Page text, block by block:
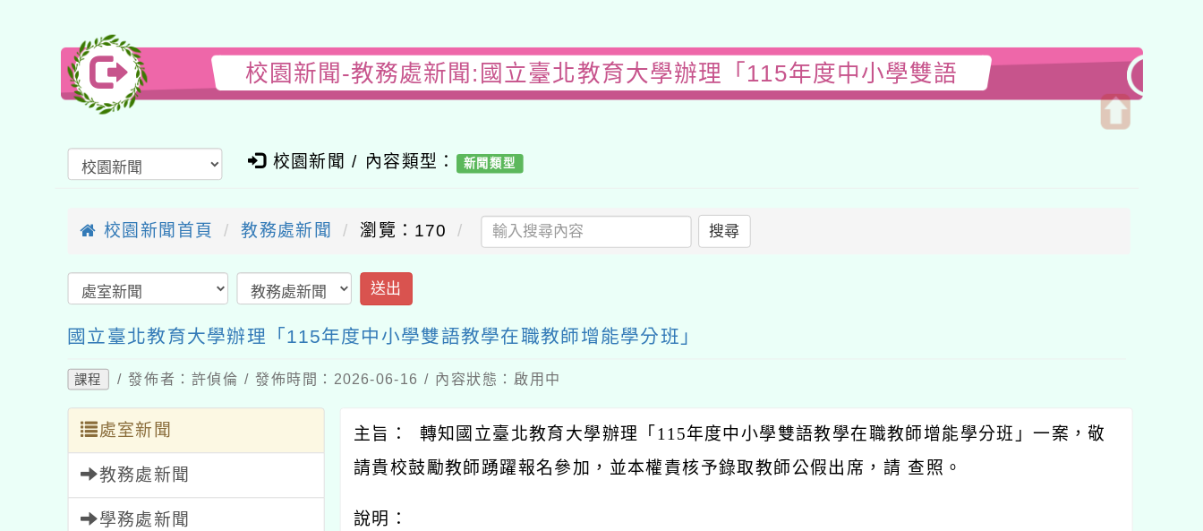
校園新聞-教務處新聞:國立臺北教育大學辦理「115年度中小學雙語
校園新聞 / 內容類型： 新聞類型
校園新聞首頁 教務處新聞 瀏覽：170 搜尋
送出
國立臺北教育大學辦理「115年度中小學雙語教學在職教師增能學分班」
課程 / 發佈者：許偵倫 / 發佈時間：2026-06-16 / 內容狀態：啟用中
處室新聞
教務處新聞
學務處新聞
主旨： 轉知國立臺北教育大學辦理「115年度中小學雙語教學在職教師增能學分班」一案，敬
請貴校鼓勵教師踴躍報名參加，並本權責核予錄取教師公假出席，請 查照。
說明：